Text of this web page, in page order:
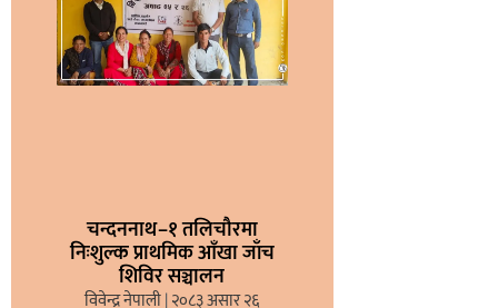
चन्दननाथ–१ तलिचौरमा
निःशुल्क प्राथमिक आँखा जाँच
शिविर सञ्चालन
विवेन्द्र नेपाली २०८३ असार २६